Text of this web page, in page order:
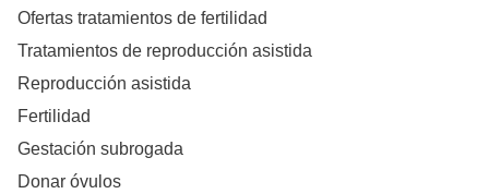
Ofertas tratamientos de fertilidad
Tratamientos de reproducción asistida
Reproducción asistida
Fertilidad
Gestación subrogada
Donar óvulos